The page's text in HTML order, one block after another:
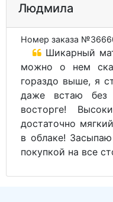
Людмила
Номер заказа
Шикарный
можно о нем
гораздо выше, я
даже встаю без
восторге!
достаточно
в облаке!
покупкой на все